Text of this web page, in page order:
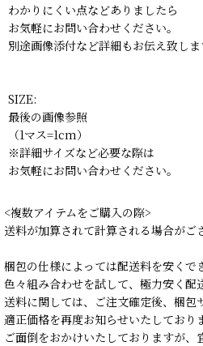
わかりにくい点などありましたら
お気軽にお問い合わせください。
別途画像添付など詳細もお伝え致しま
SIZE:
最後の画像参照
（1マス=1cm）
※詳細サイズなど必要な際は
お気軽にお問い合わせください。
<複数アイテムをご購入の際>
送料が加算されて計算される場合がご
梱包の仕様によっては配送料を安くで
色々組み合わせを試して、極力安く配
送料に関しては、ご注文確定後、梱包
適正価格を再度お知らせいたしており
ご面倒をおかけいたしておりますが、